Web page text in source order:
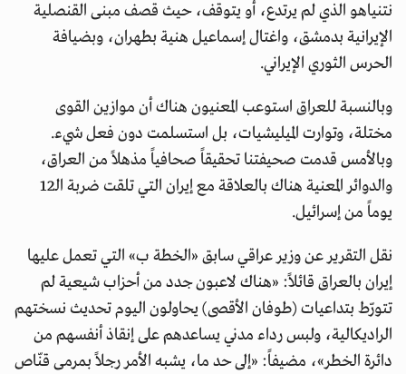
نتنياهو الذي لم يرتدع، أو يتوقف، حيث قصف مبنى القنصلية
الإيرانية بدمشق، واغتال إسماعيل هنية بطهران، وبضيافة
الحرس الثوري الإيراني.
وبالنسبة للعراق استوعب المعنيون هناك أن موازين القوى
مختلة، وتوارت الميليشيات، بل استسلمت دون فعل شيء.
وبالأمس قدمت صحيفتنا تحقيقاً صحافياً مذهلاً من العراق،
والدوائر المعنية هناك بالعلاقة مع إيران التي تلقت ضربة الـ12
يوماً من إسرائيل.
نقل التقرير عن وزير عراقي سابق «الخطة ب» التي تعمل عليها
إيران بالعراق قائلاً: «هناك لاعبون جدد من أحزاب شيعية لم
تتورّط بتداعيات (طوفان الأقصى) يحاولون اليوم تحديث نسختهم
الراديكالية، ولبس رداء مدني يساعدهم على إنقاذ أنفسهم من
دائرة الخطر»، مضيفاً: «إلى حد ما، يشبه الأمر رجلاً بمرمى قنّاص